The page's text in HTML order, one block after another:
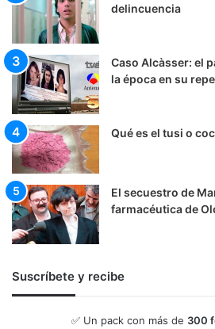
delincuencia
Caso Alcàsser: el
la época en su
Qué es el tusi o
El secuestro de
farmacéutica de
Suscríbete y recibe
✅ Un pack con más de 300